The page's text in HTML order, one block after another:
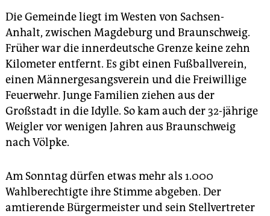
Die Gemeinde liegt im Westen von Sachsen-
Anhalt, zwischen Magdeburg und Braunschweig.
Früher war die innerdeutsche Grenze keine zehn
Kilometer entfernt. Es gibt einen Fußballverein,
einen Männergesangsverein und die Freiwillige
Feuerwehr. Junge Familien ziehen aus der
Großstadt in die Idylle. So kam auch der 32-jährige
Weigler vor wenigen Jahren aus Braunschweig
nach Völpke.
Am Sonntag dürfen etwas mehr als 1.000
Wahlberechtigte ihre Stimme abgeben. Der
amtierende Bürgermeister und sein Stellvertreter